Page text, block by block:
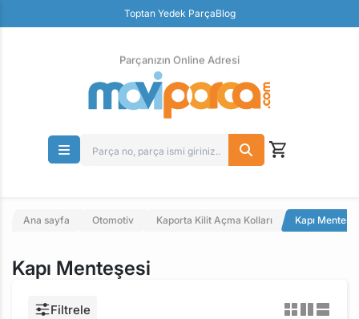
Toptan Yedek ParçaBlog
Ücretsiz İade
Parçanızın Online Adresi
Ana sayfa Otomotiv Kaporta Kilit Açma Kolları Kapı
Kapı Menteşesi
Filtrele